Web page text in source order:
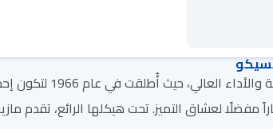
تعتبر مازيراتي
مفضلًا لعشاق التميز. تحت هيكلها الرائع، تقدم